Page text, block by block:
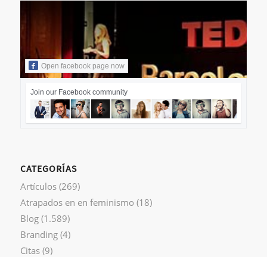
Open facebook page now
Join our Facebook community
CATEGORÍAS
Artículos(269)
Atrapados en en feminismo (18)
Blog(1.589)
Branding(4)
Citas(9)